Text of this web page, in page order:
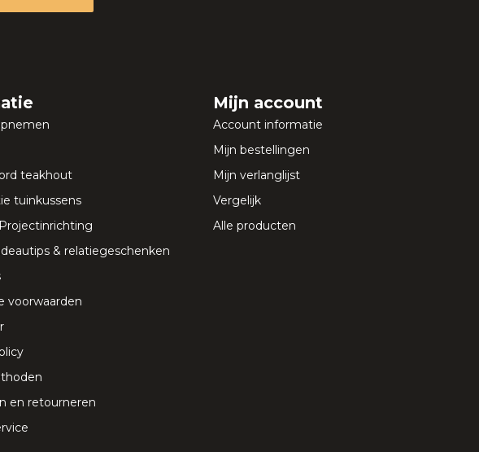
teakhout
tuinkussens
& relatiegeschenken
voorwaarden
en retourneren
Mijn account
Account informatie
Mijn bestellingen
Mijn verlanglijst
Vergelijk
Alle producten